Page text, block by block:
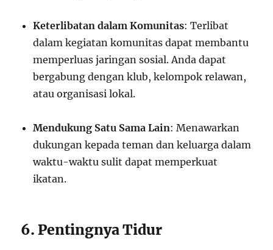
Keterlibatan dalam Komunitas: Terlibat
dalam kegiatan komunitas dapat membantu
memperluas jaringan sosial. Anda dapat
bergabung dengan klub, kelompok relawan,
atau organisasi lokal.
Mendukung Satu Sama Lain: Menawarkan
dukungan kepada teman dan keluarga dalam
waktu-waktu sulit dapat memperkuat
ikatan.
6. Pentingnya Tidur